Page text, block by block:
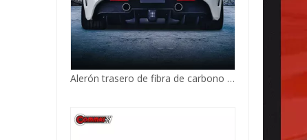
Alerón trasero de fibra de carbono estilo SVR para Ferrari 488